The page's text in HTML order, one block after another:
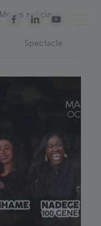
Menus spéciaux
Spectacle